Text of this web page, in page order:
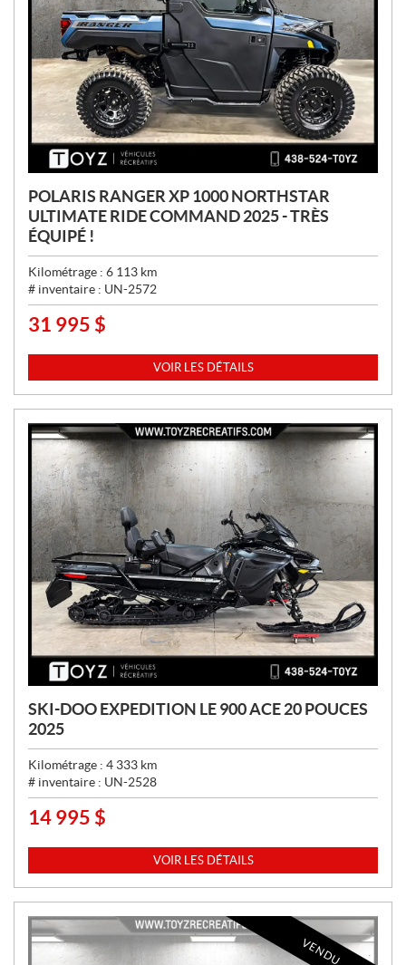
POLARIS RANGER XP 1000 NORTHSTAR
ULTIMATE RIDE COMMAND 2025 - TRÈS
ÉQUIPÉ !
Kilométrage : 6 113 km
# inventaire : UN-2572
P
X
:
31 995 $
VOIR LES DÉTAILS
SKI-DOO EXPEDITION LE 900 ACE 20 POUCES
2025
Kilométrage : 4 333 km
# inventaire : UN-2528
P
X
:
14 995 $
VOIR LES DÉTAILS
VENDU